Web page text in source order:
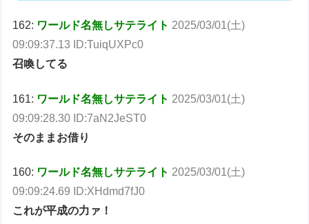
162: ワールド名無しサテライト 2025/03/01(土)
09:09:37.13 ID:TuiqUXPc0
召喚してる
161: ワールド名無しサテライト 2025/03/01(土)
09:09:28.30 ID:7aN2JeST0
そのままお借り
160: ワールド名無しサテライト 2025/03/01(土)
09:09:24.69 ID:XHdmd7fJ0
これが平成の力ァ！